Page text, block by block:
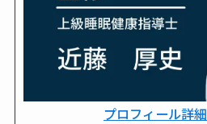
プロフィール詳